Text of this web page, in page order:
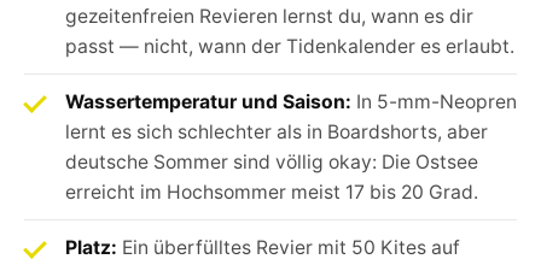
gezeitenfreien Revieren lernst du, wann es dir
passt — nicht, wann der Tidenkalender es erlaubt.
Wassertemperatur und Saison: In 5-mm-Neopren
lernt es sich schlechter als in Boardshorts, aber
deutsche Sommer sind völlig okay: Die Ostsee
erreicht im Hochsommer meist 17 bis 20 Grad.
Platz: Ein überfülltes Revier mit 50 Kites auf